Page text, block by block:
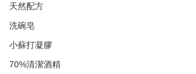
天然配方
洗碗皂
小蘇打凝膠
70%清潔酒精